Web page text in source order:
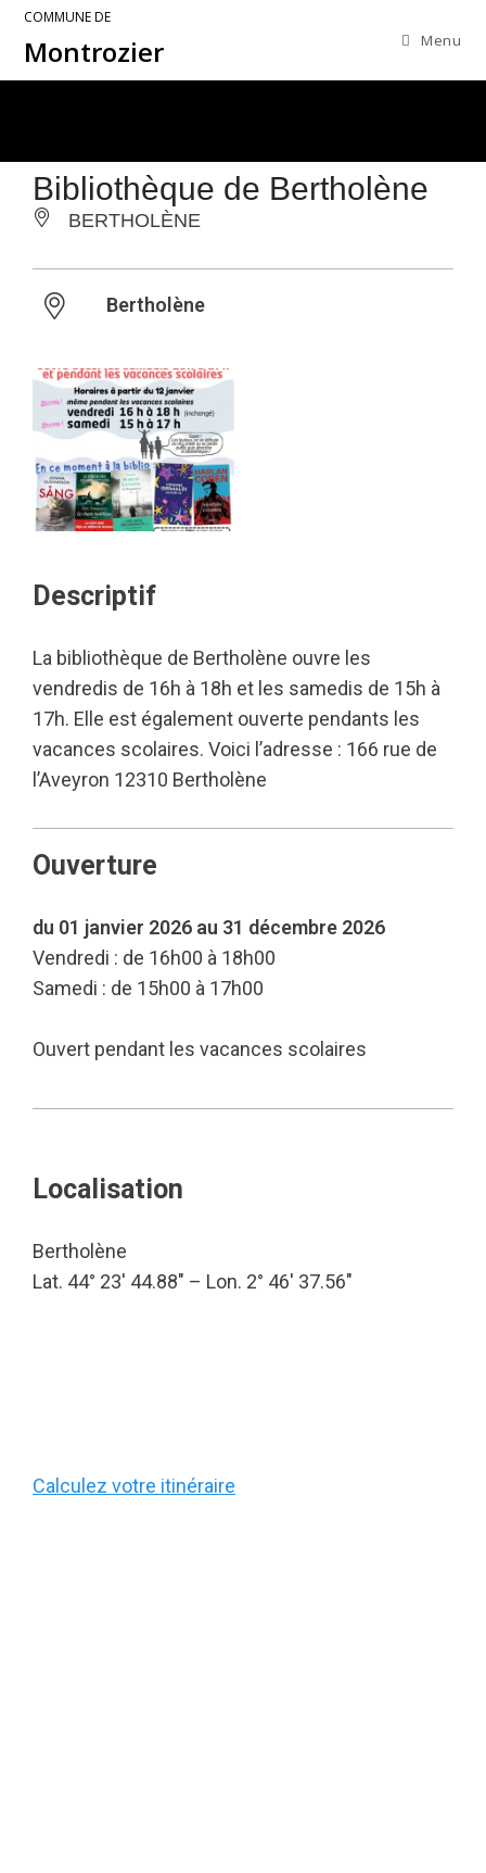
COMMUNE DE
Montrozier Menu
Bibliothèque de Bertholène
BERTHOLÈNE
Bertholène
Descriptif
La bibliothèque de Bertholène ouvre les
vendredis de 16h à 18h et les samedis de 15h à
17h. Elle est également ouverte pendants les
vacances scolaires. Voici l’adresse : 166 rue de
l’Aveyron 12310 Bertholène
Ouverture
du 01 janvier 2026 au 31 décembre 2026
Vendredi : de 16h00 à 18h00
Samedi : de 15h00 à 17h00
Ouvert pendant les vacances scolaires
Localisation
Bertholène
Lat. 44° 23′ 44.88″ – Lon. 2° 46′ 37.56″
Calculez votre itinéraire